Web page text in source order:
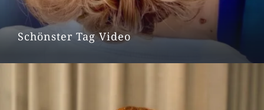
Schönster Tag Video